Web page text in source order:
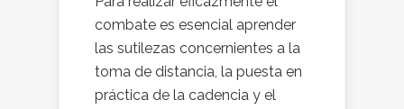
combate es esencial aprender
las sutilezas concernientes a la
toma de distancia, la puesta en
práctica de la cadencia y el